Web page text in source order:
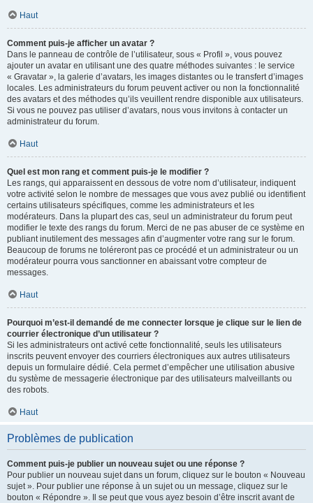
Haut
Comment puis-je afficher un avatar ?
Dans le panneau de contrôle de l’utilisateur, sous « Profil », vous pouvez
ajouter un avatar en utilisant une des quatre méthodes suivantes : le service
« Gravatar », la galerie d’avatars, les images distantes ou le transfert d’images
locales. Les administrateurs du forum peuvent activer ou non la fonctionnalité
des avatars et des méthodes qu’ils veuillent rendre disponible aux utilisateurs.
Si vous ne pouvez pas utiliser d’avatars, nous vous invitons à contacter un
administrateur du forum.
Haut
Quel est mon rang et comment puis-je le modifier ?
Les rangs, qui apparaissent en dessous de votre nom d’utilisateur, indiquent
votre activité selon le nombre de messages que vous avez publié ou identifient
certains utilisateurs spécifiques, comme les administrateurs et les
modérateurs. Dans la plupart des cas, seul un administrateur du forum peut
modifier le texte des rangs du forum. Merci de ne pas abuser de ce système en
publiant inutilement des messages afin d’augmenter votre rang sur le forum.
Beaucoup de forums ne toléreront pas ce procédé et un administrateur ou un
modérateur pourra vous sanctionner en abaissant votre compteur de
messages.
Haut
Pourquoi m’est-il demandé de me connecter lorsque je clique sur le lien de
courrier électronique d’un utilisateur ?
Si les administrateurs ont activé cette fonctionnalité, seuls les utilisateurs
inscrits peuvent envoyer des courriers électroniques aux autres utilisateurs
depuis un formulaire dédié. Cela permet d’empêcher une utilisation abusive
du système de messagerie électronique par des utilisateurs malveillants ou
des robots.
Haut
Problèmes de publication
Comment puis-je publier un nouveau sujet ou une réponse ?
Pour publier un nouveau sujet dans un forum, cliquez sur le bouton « Nouveau
sujet ». Pour publier une réponse à un sujet ou un message, cliquez sur le
bouton « Répondre ». Il se peut que vous ayez besoin d’être inscrit avant de